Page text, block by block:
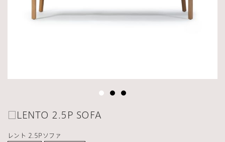
□LENTO 2.5P SOFA
レント 2.5Pソファ